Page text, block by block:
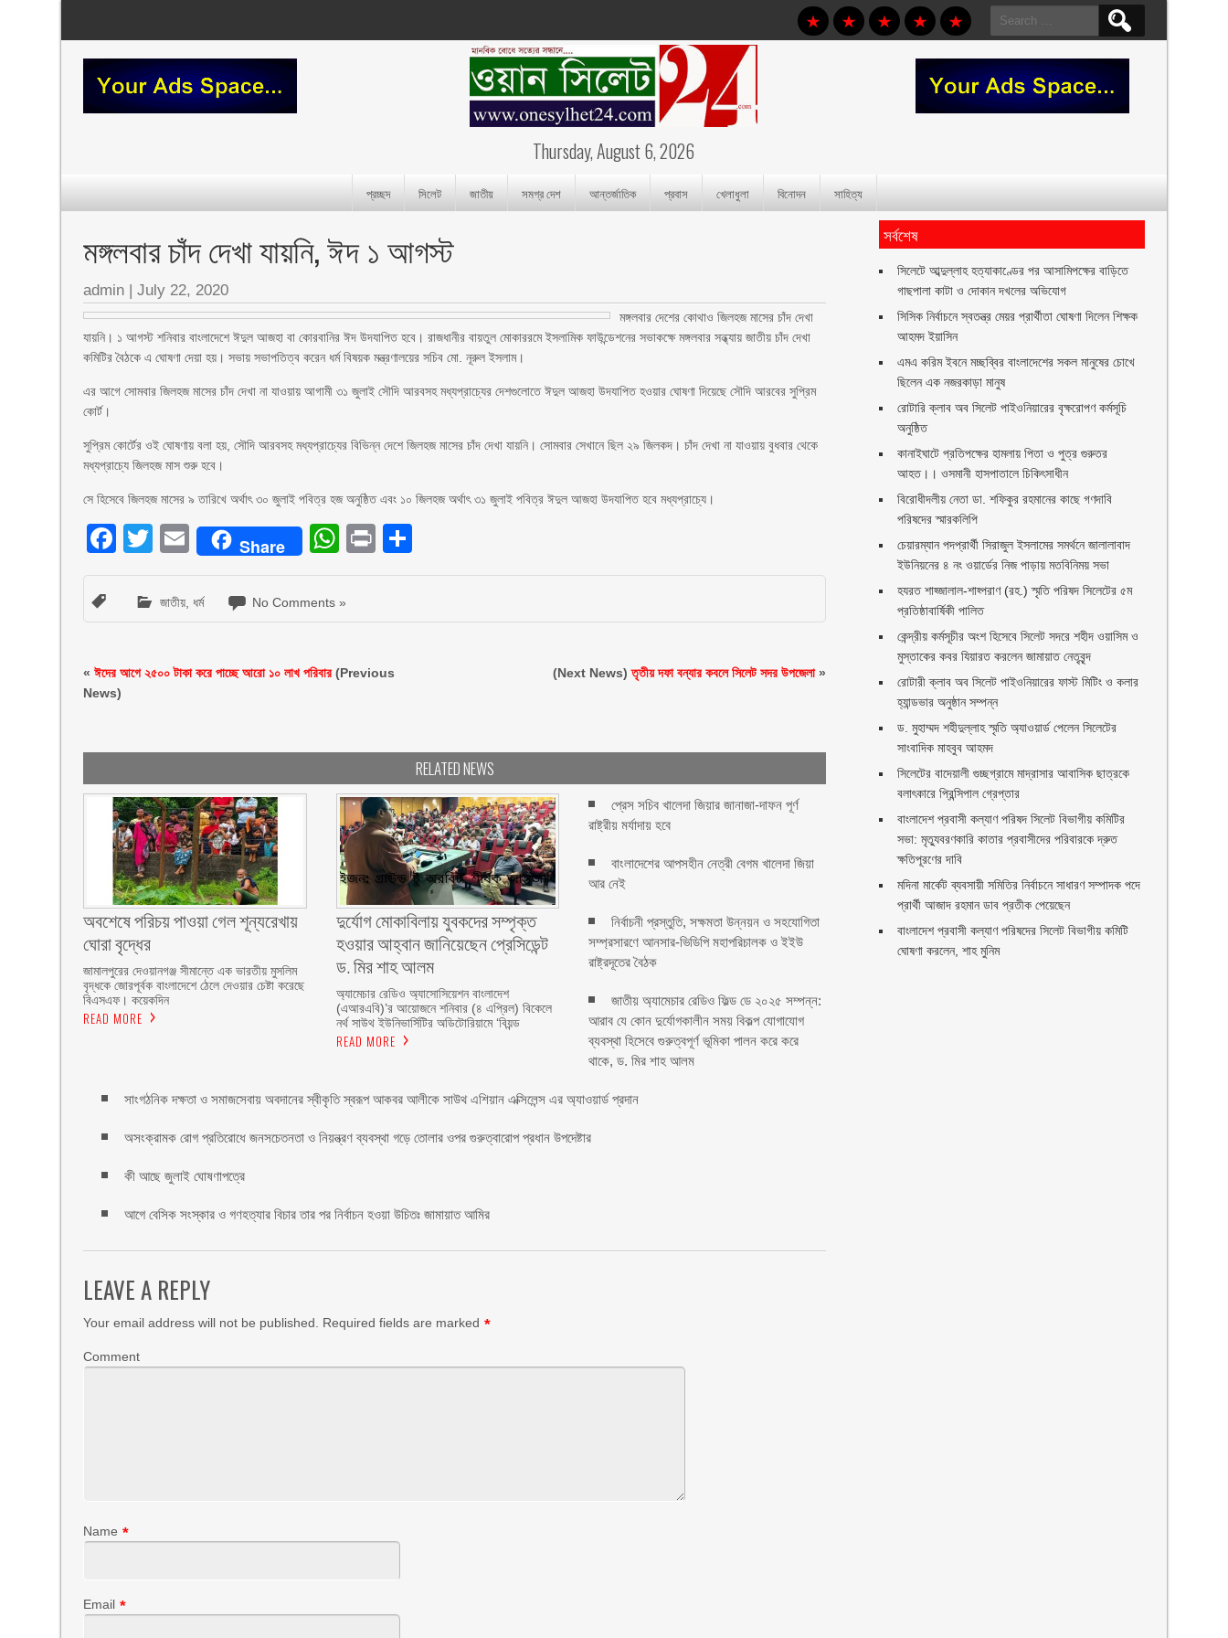
Search
for:
Thursday, August 6, 2026
প্রচ্ছদ সিলেট জাতীয় সমগ্র দেশ আন্তর্জাতিক প্রবাস খেলাধুলা বিনোদন সাহিত্য
মঙ্গলবার চাঁদ দেখা যায়নি, ঈদ ১ আগস্ট
admin |July 22, 2020
মঙ্গলবার দেশের কোথাও জিলহজ মাসের চাঁদ দেখা
যায়নি। ১ আগস্ট শনিবার বাংলাদেশে ঈদুল আজহা বা কোরবানির ঈদ উদযাপিত হবে। রাজধানীর বায়তুল মোকাররমে ইসলামিক ফাউন্ডেশনের সভাকক্ষে মঙ্গলবার সন্ধ্যায় জাতীয় চাঁদ দেখা
কমিটির বৈঠকে এ ঘোষণা দেয়া হয়। সভায় সভাপতিত্ব করেন ধর্ম বিষয়ক মন্ত্রণালয়ের সচিব মো. নূরুল ইসলাম।
এর আগে সোমবার জিলহজ মাসের চাঁদ দেখা না যাওয়ায় আগামী ৩১ জুলাই সৌদি আরবসহ মধ্যপ্রাচ্যের দেশগুলোতে ঈদুল আজহা উদযাপিত হওয়ার ঘোষণা দিয়েছে সৌদি আরবের সুপ্রিম
কোর্ট।
সুপ্রিম কোর্টের ওই ঘোষণায় বলা হয়, সৌদি আরবসহ মধ্যপ্রাচ্যের বিভিন্ন দেশে জিলহজ মাসের চাঁদ দেখা যায়নি। সোমবার সেখানে ছিল ২৯ জিলকদ। চাঁদ দেখা না যাওয়ায় বুধবার থেকে
মধ্যপ্রাচ্যে জিলহজ মাস শুরু হবে।
সে হিসেবে জিলহজ মাসের ৯ তারিখে অর্থাৎ ৩০ জুলাই পবিত্র হজ অনুষ্ঠিত এবং ১০ জিলহজ অর্থাৎ ৩১ জুলাই পবিত্র ঈদুল আজহা উদযাপিত হবে মধ্যপ্রাচ্যে।
Facebook
Twitter
EmailShare WhatsApp
Print
জাতীয় ধর্ম No Comments »
«ঈদের আগে ২৫০০ টাকা করে পাচ্ছে আরো ১০ লাখ পরিবার(Previous
News)
(Next News)তৃতীয় দফা বন্যার কবলে সিলেট সদর উপজেলা»
RELATED NEWS
অবশেষে পরিচয় পাওয়া গেল শূন্যরেখায়
ঘোরা বৃদ্ধের
জামালপুরের দেওয়ানগঞ্জ সীমান্তে এক ভারতীয় মুসলিম
বৃদ্ধকে জোরপূর্বক বাংলাদেশে ঠেলে দেওয়ার চেষ্টা করেছে
বিএসএফ। কয়েকদিন
READ MORE
দুর্যোগ মোকাবিলায় যুবকদের সম্পৃক্ত
হওয়ার আহ্বান জানিয়েছেন প্রেসিডেন্ট
ড. মির শাহ আলম ‎ ‎
অ্যামেচার রেডিও অ্যাসোসিয়েশন বাংলাদেশ
(এআরএবি)’র আয়োজনে শনিবার (৪ এপ্রিল) বিকেলে
নর্থ সাউথ ইউনিভার্সিটির অডিটোরিয়ামে ‘বিয়ন্ড
READ MORE
প্রেস সচিব খালেদা জিয়ার জানাজা-দাফন পূর্ণ
রাষ্ট্রীয় মর্যাদায় হবে
বাংলাদেশের আপসহীন নেত্রী বেগম খালেদা জিয়া
আর নেই
নির্বাচনী প্রস্তুতি, সক্ষমতা উন্নয়ন ও সহযোগিতা
সম্প্রসারণে আনসার-ভিডিপি মহাপরিচালক ও ইইউ
রাষ্ট্রদূতের বৈঠক
জাতীয় অ্যামেচার রেডিও ফিল্ড ডে ২০২৫ সম্পন্ন:
আরাব যে কোন দুর্যোগকালীন সময় বিকল্প যোগাযোগ
ব্যবস্থা হিসেবে গুরুত্বপূর্ণ ভূমিকা পালন করে করে
থাকে, ড. মির শাহ আলম
সাংগঠনিক দক্ষতা ও সমাজসেবায় অবদানের স্বীকৃতি স্বরূপ আকবর আলীকে সাউথ এশিয়ান এক্সিলেন্স এর অ্যাওয়ার্ড প্রদান
অসংক্রামক রোগ প্রতিরোধে জনসচেতনতা ও নিয়ন্ত্রণ ব্যবস্থা গড়ে তোলার ওপর গুরুত্বারোপ প্রধান উপদেষ্টার
কী আছে জুলাই ঘোষণাপত্রে
আগে বেসিক সংস্কার ও গণহত্যার বিচার তার পর নির্বাচন হওয়া উচিতঃ জামায়াত আমির
LEAVE A REPLY
Your email address will not be published. Required fields are marked *
Comment
Name *
Email *
সর্বশেষ
সিলেটে আব্দুল্লাহ হত্যাকাণ্ডের পর আসামিপক্ষের বাড়িতে
গাছপালা কাটা ও দোকান দখলের অভিযোগ
সিসিক নির্বাচনে স্বতন্ত্র মেয়র প্রার্থীতা ঘোষণা দিলেন শিক্ষক
আহমদ ইয়াসিন
এমএ করিম ইবনে মচ্ছব্বির বাংলাদেশের সকল মানুষের চোখে
ছিলেন এক নজরকাড়া মানুষ ‎
রোটারি ক্লাব অব সিলেট পাইওনিয়ারের বৃক্ষরোপণ কর্মসূচি
অনুষ্ঠিত
কানাইঘাটে প্রতিপক্ষের হামলায় পিতা ও পুত্র গুরুতর
আহত।। ওসমানী হাসপাতালে চিকিৎসাধীন
বিরোধীদলীয় নেতা ডা. শফিকুর রহমানের কাছে গণদাবি
পরিষদের স্মারকলিপি ‎
চেয়ারম্যান পদপ্রার্থী সিরাজুল ইসলামের সমর্থনে জালালাবাদ
ইউনিয়নের ৪ নং ওয়ার্ডের নিজ পাড়ায় মতবিনিময় সভা
হযরত শাহ্জালাল-শাহ্পরাণ (রহ.) স্মৃতি পরিষদ সিলেটের ৫ম
প্রতিষ্ঠাবার্ষিকী পালিত ‎​
কেন্দ্রীয় কর্মসূচীর অংশ হিসেবে সিলেট সদরে শহীদ ওয়াসিম ও
মুস্তাকের কবর যিয়ারত করলেন জামায়াত নেতৃবৃন্দ ‎
রোটারী ক্লাব অব সিলেট পাইওনিয়ারের ফাস্ট মিটিং ও কলার
হ্যান্ডভার অনুষ্ঠান সম্পন্ন
ড. মুহাম্মদ শহীদুল্লাহ স্মৃতি অ্যাওয়ার্ড পেলেন সিলেটের
সাংবাদিক মাহবুব আহমদ
সিলেটের বাদেয়ালী গুচ্ছগ্রামে মাদ্রাসার আবাসিক ছাত্রকে
বলাৎকারে প্রিন্সিপাল গ্রেপ্তার ‎
বাংলাদেশ প্রবাসী কল্যাণ পরিষদ সিলেট বিভাগীয় কমিটির
সভা: মৃত্যুবরণকারি কাতার প্রবাসীদের পরিবারকে দ্রুত
ক্ষতিপূরণের দাবি
মদিনা মার্কেট ব্যবসায়ী সমিতির নির্বাচনে সাধারণ সম্পাদক পদে
প্রার্থী আজাদ রহমান ডাব প্রতীক পেয়েছেন ‎
‎বাংলাদেশ প্রবাসী কল্যাণ পরিষদের সিলেট বিভাগীয় কমিটি
ঘোষণা করলেন, শাহ মুনিম